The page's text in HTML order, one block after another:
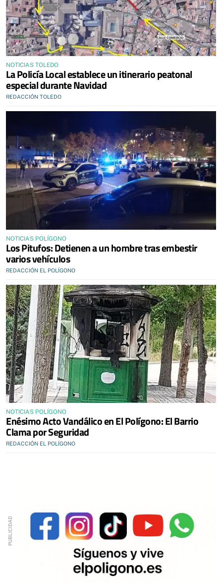
NOTICIAS TOLEDO
La Policía Local establece un itinerario peatonal
especial durante Navidad
REDACCIÓN TOLEDO
NOTICIAS POLÍGONO
Los Pitufos: Detienen a un hombre tras embestir
varios vehículos
REDACCIÓN EL POLÍGONO
NOTICIAS POLÍGONO
Enésimo Acto Vandálico en El Polígono: El Barrio
Clama por Seguridad
REDACCIÓN EL POLÍGONO